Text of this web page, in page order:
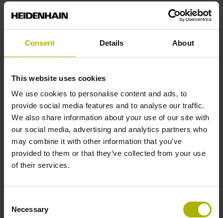
Consent Details About
This website uses cookies
We use cookies to personalise content and ads, to
provide social media features and to analyse our traffic.
We also share information about your use of our site with
our social media, advertising and analytics partners who
may combine it with other information that you’ve
provided to them or that they’ve collected from your use
of their services.
Selection
Necessary
ID number:
1198316-03
LC 281 840 5.0 EnDat02 .. 10.0000 N 0MS14-
LZ .. 1Vpp 01 .. AE 1
Measuring step 1:
10 nm
Grating period:
40 µm
1198316-04
LC 281 1040 5.0 EnDat02 .. 10.0000 N